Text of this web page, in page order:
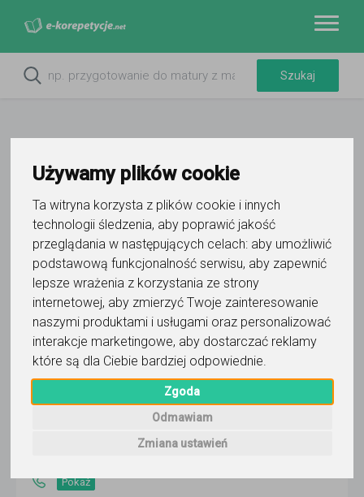
Używamy plików cookie
Ta witryna korzysta z plików cookie i innych
technologii śledzenia, aby poprawić jakość
przeglądania w następujących celach: aby umożliwić
podstawową funkcjonalność serwisu, aby zapewnić
lepsze wrażenia z korzystania ze strony
internetowej, aby zmierzyć Twoje zainteresowanie
naszymi produktami i usługami oraz personalizować
interakcje marketingowe, aby dostarczać reklamy
które są dla Ciebie bardziej odpowiednie.
Zgoda
Odmawiam
Zmiana ustawień
Irmina Gajewicz
Wyślij wiadomość
Pokaż